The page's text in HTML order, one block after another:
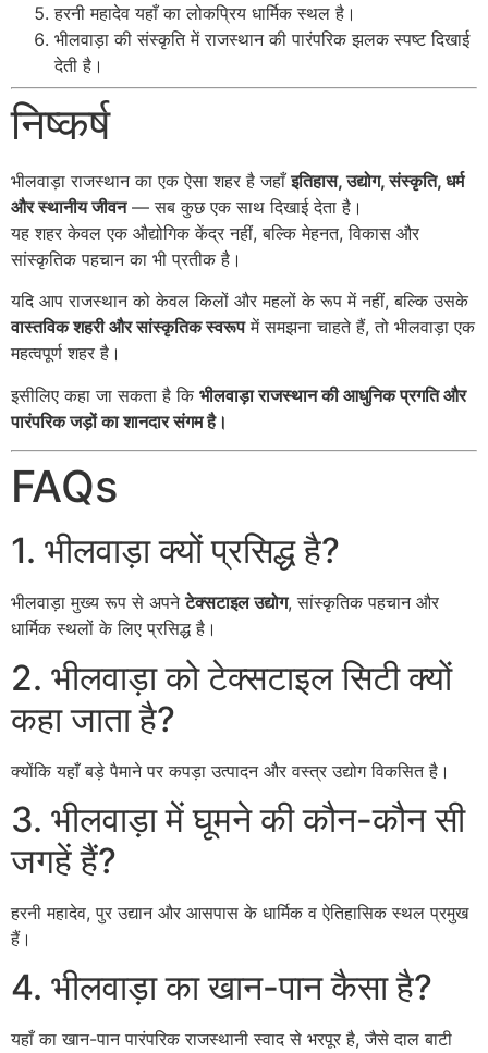
हरनी महादेव यहाँ का लोकप्रिय धार्मिक स्थल है।
भीलवाड़ा की संस्कृति में राजस्थान की पारंपरिक झलक स्पष्ट दिखाई
देती है।
निष्कर्ष
भीलवाड़ा राजस्थान का एक ऐसा शहर है जहाँइतिहास, उद्योग, संस्कृति, धर्म
और स्थानीय जीवन— सब कुछ एक साथ दिखाई देता है।
यह शहर केवल एक औद्योगिक केंद्र नहीं, बल्कि मेहनत, विकास और
सांस्कृतिक पहचान का भी प्रतीक है।
यदि आप राजस्थान को केवल किलों और महलों के रूप में नहीं, बल्कि उसके
वास्तविक शहरी और सांस्कृतिक स्वरूपमें समझना चाहते हैं, तो भीलवाड़ा एक
महत्वपूर्ण शहर है।
इसीलिए कहा जा सकता है कि भीलवाड़ा राजस्थान की आधुनिक प्रगति और
पारंपरिक जड़ों का शानदार संगम है।
FAQs
1. भीलवाड़ा क्यों प्रसिद्ध है?
भीलवाड़ा मुख्य रूप से अपनेटेक्सटाइल उद्योग, सांस्कृतिक पहचान और
धार्मिक स्थलों के लिए प्रसिद्ध है।
2. भीलवाड़ा को टेक्सटाइल सिटी क्यों
कहा जाता है?
क्योंकि यहाँ बड़े पैमाने पर कपड़ा उत्पादन और वस्त्र उद्योग विकसित है।
3. भीलवाड़ा में घूमने की कौन-कौन सी
जगहें हैं?
हरनी महादेव, पुर उद्यान और आसपास के धार्मिक व ऐतिहासिक स्थल प्रमुख
हैं।
4. भीलवाड़ा का खान-पान कैसा है?
यहाँ का खान-पान पारंपरिक राजस्थानी स्वाद से भरपूर है, जैसे दाल बाटी